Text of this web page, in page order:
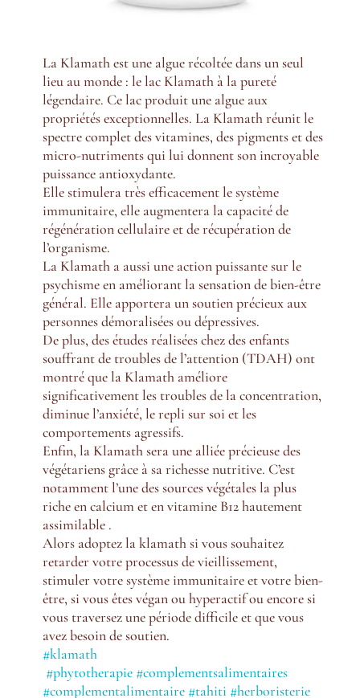
La Klamath est une algue récoltée dans un seul
lieu au monde : le lac Klamath à la pureté
légendaire. Ce lac produit une algue aux
propriétés exceptionnelles. La Klamath réunit le
spectre complet des vitamines, des pigments et des
micro-nutriments qui lui donnent son incroyable
puissance antioxydante.
Elle stimulera très efficacement le système
immunitaire, elle augmentera la capacité de
régénération cellulaire et de récupérationde
l’organisme.
La Klamath a aussi une action puissante sur le
psychisme en améliorant la sensation de bien-être
général. Elle apportera un soutien précieux aux
personnes démoralisées ou dépressives.
De plus, des études réalisées chez des enfants
souffrant de troubles de l’attention (TDAH) ont
montré que la Klamath améliore
significativement les troubles de la concentration,
diminue l’anxiété, le repli sur soi et les
comportements agressifs.
Enfin, la Klamath sera une alliée précieuse des
végétariens grâce à sa richesse nutritive. C’est
notamment l’une des sources végétales la plus
riche en calcium et en vitamine B12 hautement
assimilable .
Alors adoptez la klamath si vous souhaitez
retarder votre processus de vieillissement,
stimuler votre système immunitaire et votre bien-
être, si vous êtes végan ou hyperactif ou encore si
vous traversez une période difficile et que vous
avez besoin de soutien.
#klamath
#phytotherapie #complementsalimentaires
#complementalimentaire #tahiti #herboristerie